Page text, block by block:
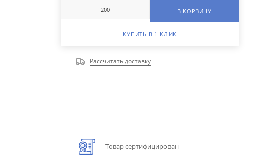
В КОРЗИНУ
КУПИТЬ В 1 КЛИК
Рассчитать доставку
Товар сертифицирован